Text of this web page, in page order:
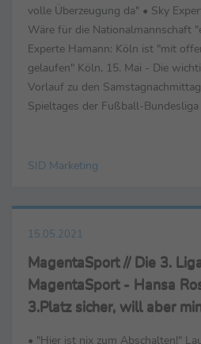
volle Überzeugung da" • Sky
Wäre für die Nationalmannschaft
Experte Hamann: Köln ist "mit
gelaufen" Köln, 15. Mai - Die
Vorlauf zu den
Spieltages der Fußball-Bundesliga
SID Marketing
15.05.2021
MagentaSport // Die 3.
MagentaSport - Hansa
3.Platz sicher, will aber
• "Hier ist nix zum Abschalten!"